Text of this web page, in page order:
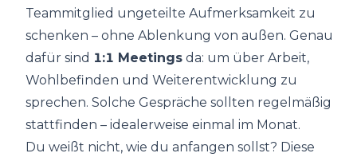
Teammitglied ungeteilte Aufmerksamkeit zu
schenken – ohne Ablenkung von außen. Genau
dafür sind 1:1 Meetings da: um über Arbeit,
Wohlbefinden und Weiterentwicklung zu
sprechen. Solche Gespräche sollten regelmäßig
stattfinden – idealerweise einmal im Monat.
Du weißt nicht, wie du anfangen sollst? Diese